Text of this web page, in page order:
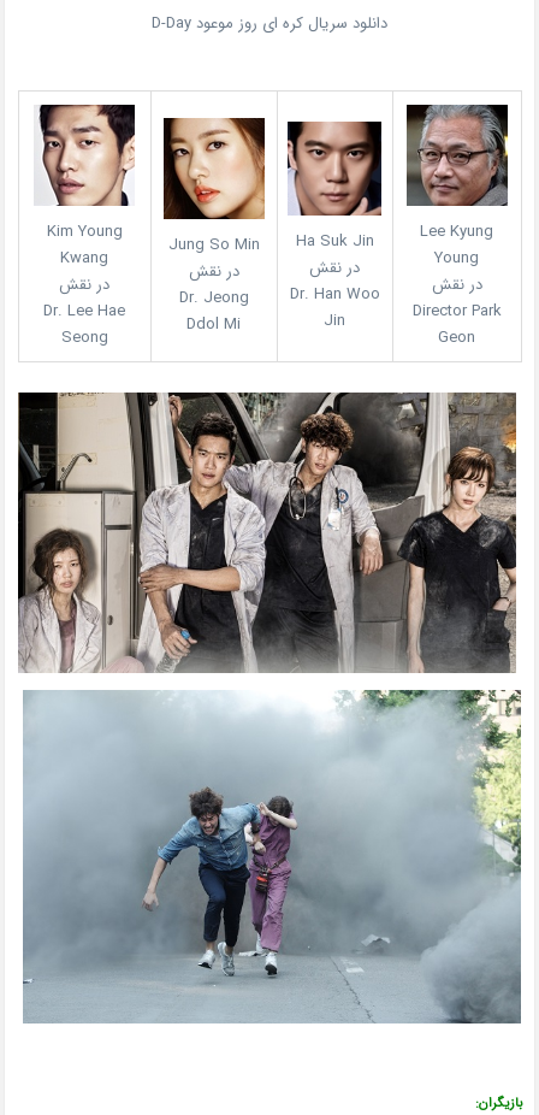
دانلود سریال کره ای روز موعود D-Day
Lee Kyung
Young
در نقش
Director Park
Geon
Ha Suk Jin
در نقش
Dr. Han Woo
Jin
Jung So Min
در نقش
Dr. Jeong
Ddol Mi
Kim Young
Kwang
در نقش
Dr. Lee Hae
Seong
بازیگران: